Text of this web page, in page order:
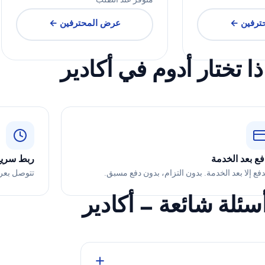
← عرض المحترفين ←
تختار أدوم في أكادير
بعد الخدمة
إلا بعد الخدمة. بدون التزام، بدون دفع مسبق.
ربط
تتوصل
شائعة — أكادير